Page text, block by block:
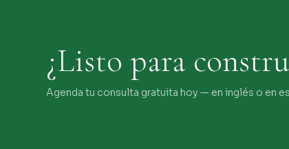
¿Listo para
Agenda tu consulta gratuita hoy — en inglés o en